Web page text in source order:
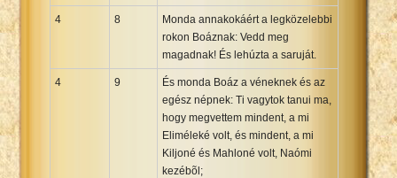
4 8
Monda annakokáért a legközelebbi
rokon Boáznak: Vedd meg
magadnak! És lehúzta a saruját.
4 9
És monda Boáz a véneknek és az
egész népnek: Ti vagytok tanui ma,
hogy megvettem mindent, a mi
Eliméleké volt, és mindent, a mi
Kiljoné és Mahloné volt, Naómi
kezébõl;